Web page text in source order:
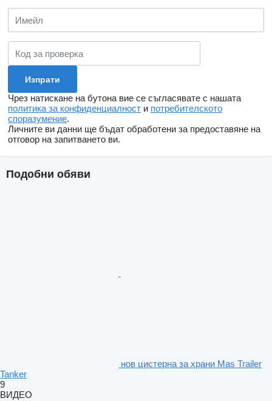
Чрез натискане на бутона вие се съгласявате с нашата
политика за конфиденциалност и потребителското
споразумение.
Личните ви данни ще бъдат обработени за предоставяне на
отговор на запитването ви.
Подобни обяви
нов цистерна за храни Mas Trailer
Tanker
9
ВИДЕО